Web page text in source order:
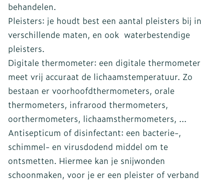
behandelen.
Pleisters: je houdt best een aantal pleisters bij in
verschillende maten, en ook waterbestendige
pleisters.
Digitale thermometer: een digitale thermometer
meet vrij accuraat de lichaamstemperatuur. Zo
bestaan er voorhoofdthermometers, orale
thermometers, infrarood thermometers,
oorthermometers, lichaamsthermometers, ...
Antisepticum of disinfectant: een bacterie-,
schimmel- en virusdodend middel om te
ontsmetten. Hiermee kan je snijwonden
schoonmaken, voor je er een pleister of verband